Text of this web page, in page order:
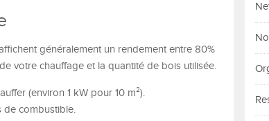
généralement un rendement entre 80%
votre chauffage et la quantité de bois utilisée.
(environ 1 kW pour 10 m²).
de combustible.